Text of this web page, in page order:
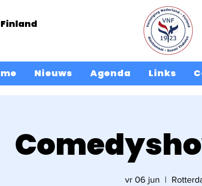
vr 06 jun
  |
Nieuws Agenda Links